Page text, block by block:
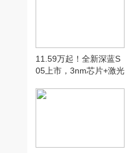
11.59万起！全新深蓝S
05上市，3nm芯片+激光